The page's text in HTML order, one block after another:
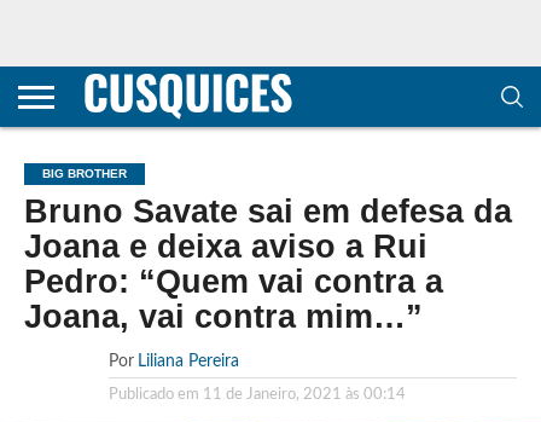
CONTACTOS
HOME
POLÍTICA DE
E COOKIES
SOBRE
TERMOS E
TRANSPARÊNCIA
METODOLOGIA
BIG BROTHER
Bruno Savate sai em defesa da
Joana e deixa aviso a Rui
Pedro: “Quem vai contra a
Joana, vai contra mim…”
Por Liliana Pereira
Publicado em 11 de Janeiro, 2021 às 00:14